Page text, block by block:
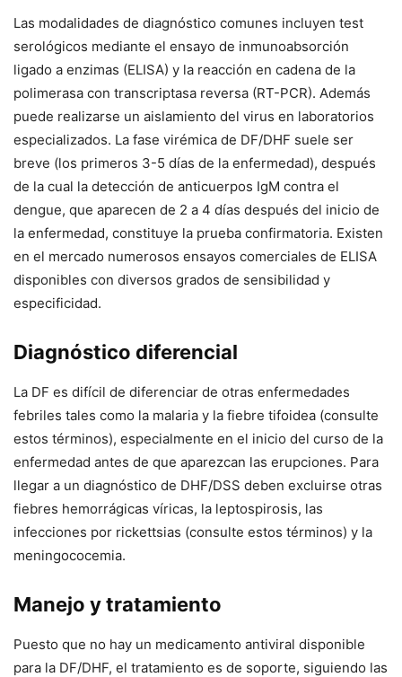
Las modalidades de diagnóstico comunes incluyen test
serológicos mediante el ensayo de inmunoabsorción
ligado a enzimas (ELISA) y la reacción en cadena de la
polimerasa con transcriptasa reversa (RT-PCR). Además
puede realizarse un aislamiento del virus en laboratorios
especializados. La fase virémica de DF/DHF suele ser
breve (los primeros 3-5 días de la enfermedad), después
de la cual la detección de anticuerpos IgM contra el
dengue, que aparecen de 2 a 4 días después del inicio de
la enfermedad, constituye la prueba confirmatoria. Existen
en el mercado numerosos ensayos comerciales de ELISA
disponibles con diversos grados de sensibilidad y
especificidad.
Diagnóstico diferencial
La DF es difícil de diferenciar de otras enfermedades
febriles tales como la malaria y la fiebre tifoidea (consulte
estos términos), especialmente en el inicio del curso de la
enfermedad antes de que aparezcan las erupciones. Para
llegar a un diagnóstico de DHF/DSS deben excluirse otras
fiebres hemorrágicas víricas, la leptospirosis, las
infecciones por rickettsias (consulte estos términos) y la
meningococemia.
Manejo y tratamiento
Puesto que no hay un medicamento antiviral disponible
para la DF/DHF, el tratamiento es de soporte, siguiendo las